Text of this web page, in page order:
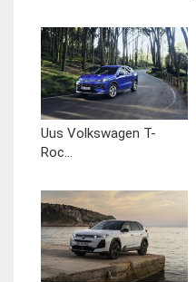
Uus Volkswagen T-
Roc...